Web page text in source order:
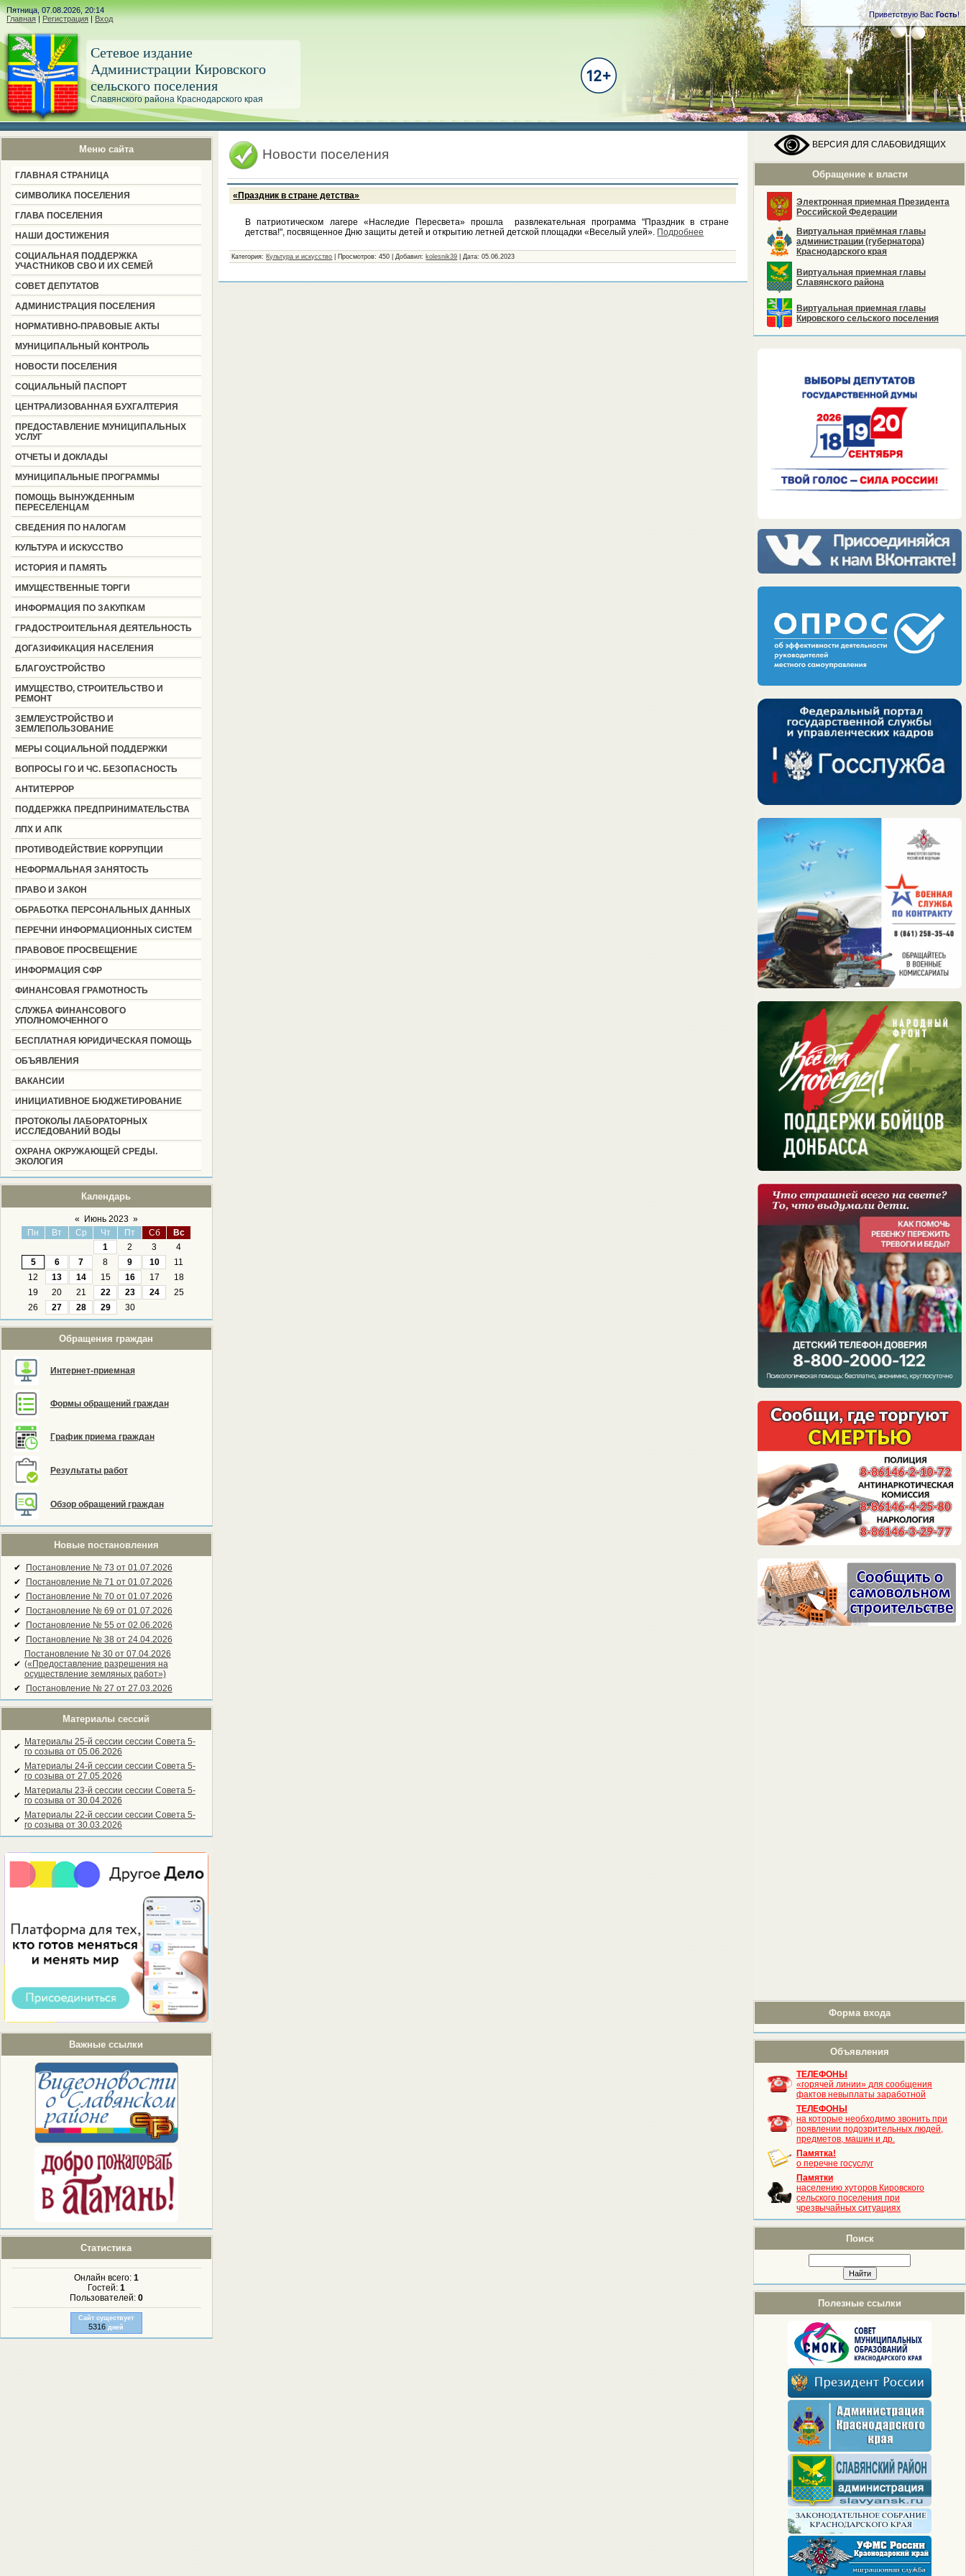
Пятница, 07.08.2026, 20:14
Главная | Регистрация | Вход Приветствую Вас Гость!
Сетевое издание
Администрации Кировского
сельского поселения
Славянского района Краснодарского края
Меню сайта
ГЛАВНАЯ СТРАНИЦА
СИМВОЛИКА ПОСЕЛЕНИЯ
ГЛАВА ПОСЕЛЕНИЯ
НАШИ ДОСТИЖЕНИЯ
СОЦИАЛЬНАЯ ПОДДЕРЖКА
УЧАСТНИКОВ СВО И ИХ СЕМЕЙ
СОВЕТ ДЕПУТАТОВ
АДМИНИСТРАЦИЯ ПОСЕЛЕНИЯ
НОРМАТИВНО-ПРАВОВЫЕ АКТЫ
МУНИЦИПАЛЬНЫЙ КОНТРОЛЬ
НОВОСТИ ПОСЕЛЕНИЯ
СОЦИАЛЬНЫЙ ПАСПОРТ
ЦЕНТРАЛИЗОВАННАЯ БУХГАЛТЕРИЯ
ПРЕДОСТАВЛЕНИЕ МУНИЦИПАЛЬНЫХ
УСЛУГ
ОТЧЕТЫ И ДОКЛАДЫ
МУНИЦИПАЛЬНЫЕ ПРОГРАММЫ
ПОМОЩЬ ВЫНУЖДЕННЫМ
ПЕРЕСЕЛЕНЦАМ
СВЕДЕНИЯ ПО НАЛОГАМ
КУЛЬТУРА И ИСКУССТВО
ИСТОРИЯ И ПАМЯТЬ
ИМУЩЕСТВЕННЫЕ ТОРГИ
ИНФОРМАЦИЯ ПО ЗАКУПКАМ
ГРАДОСТРОИТЕЛЬНАЯ ДЕЯТЕЛЬНОСТЬ
ДОГАЗИФИКАЦИЯ НАСЕЛЕНИЯ
БЛАГОУСТРОЙСТВО
ИМУЩЕСТВО, СТРОИТЕЛЬСТВО И
РЕМОНТ
ЗЕМЛЕУСТРОЙСТВО И
ЗЕМЛЕПОЛЬЗОВАНИЕ
МЕРЫ СОЦИАЛЬНОЙ ПОДДЕРЖКИ
ВОПРОСЫ ГО И ЧС. БЕЗОПАСНОСТЬ
АНТИТЕРРОР
ПОДДЕРЖКА ПРЕДПРИНИМАТЕЛЬСТВА
ЛПХ И АПК
ПРОТИВОДЕЙСТВИЕ КОРРУПЦИИ
НЕФОРМАЛЬНАЯ ЗАНЯТОСТЬ
ПРАВО И ЗАКОН
ОБРАБОТКА ПЕРСОНАЛЬНЫХ ДАННЫХ
ПЕРЕЧНИ ИНФОРМАЦИОННЫХ СИСТЕМ
ПРАВОВОЕ ПРОСВЕЩЕНИЕ
ИНФОРМАЦИЯ СФР
ФИНАНСОВАЯ ГРАМОТНОСТЬ
СЛУЖБА ФИНАНСОВОГО
УПОЛНОМОЧЕННОГО
БЕСПЛАТНАЯ ЮРИДИЧЕСКАЯ ПОМОЩЬ
ОБЪЯВЛЕНИЯ
ВАКАНСИИ
ИНИЦИАТИВНОЕ БЮДЖЕТИРОВАНИЕ
ПРОТОКОЛЫ ЛАБОРАТОРНЫХ
ИССЛЕДОВАНИЙ ВОДЫ
ОХРАНА ОКРУЖАЮЩЕЙ СРЕДЫ.
ЭКОЛОГИЯ
Календарь
« Июнь 2023 »
Пн
Вт Ср Чт Пт Сб
Вс
1
2 3
4
5
6 7 8 9 10
11
12
13 14 15 16 17
18
19
20 21 22 23 24
25
26
27 28 29 30
Обращения граждан
Интернет-приемная
Формы обращений граждан
График приема граждан
Результаты работ
Обзор обращений граждан
Новые постановления
✔
Постановление № 73 от 01.07.2026
✔
Постановление № 71 от 01.07.2026
✔
Постановление № 70 от 01.07.2026
✔
Постановление № 69 от 01.07.2026
✔
Постановление № 55 от 02.06.2026
✔
Постановление № 38 от 24.04.2026
✔
Постановление № 30 от 07.04.2026
(«Предоставление разрешения на
осуществление земляных работ»)
✔
Постановление № 27 от 27.03.2026
Материалы сессий
✔ Материалы 25-й сессии сессии Совета 5-
го созыва от 05.06.2026
✔ Материалы 24-й сессии сессии Совета 5-
го созыва от 27.05.2026
✔ Материалы 23-й сессии сессии Совета 5-
го созыва от 30.04.2026
✔ Материалы 22-й сессии сессии Совета 5-
го созыва от 30.03.2026
Важные ссылки
Статистика
Онлайн всего: 1
Гостей: 1
Пользователей: 0
Сайт существует
5316 дней
ВЕРСИЯ ДЛЯ СЛАБОВИДЯЩИХ
Обращение к власти
Электронная приемная Президента
Российской Федерации
Виртуальная приёмная главы
администрации (губернатора)
Краснодарского края
Виртуальная приемная главы
Славянского района
Виртуальная приемная главы
Кировского сельского поселения
Форма входа
Объявления
ТЕЛЕФОНЫ
«горячей линии» для сообщения
фактов невыплаты заработной
ТЕЛЕФОНЫ
на которые необходимо звонить при
появлении подозрительных людей,
предметов, машин и др.
Памятка!
о перечне госуслуг
Памятки
населению хуторов Кировского
сельского поселения при
чрезвычайных ситуациях
Поиск
Полезные ссылки
Новости поселения
«Праздник в стране детства»
В патриотическом лагере «Наследие Пересвета» прошла развлекательная программа "Праздник в стране
детства!", посвященное Дню защиты детей и открытию летней детской площадки «Веселый улей». Подробнее
Категория: Культура и искусство Просмотров: 450 |Добавил: kolesnik39 |Дата: 05.06.2023